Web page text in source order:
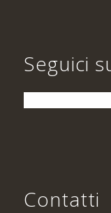
Seguici
Contatti